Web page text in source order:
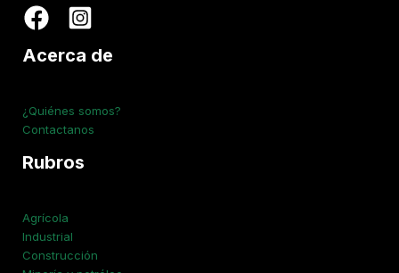
Acerca de
¿Quiénes somos?
Contactanos
Rubros
Agrícola
Industrial
Construcción